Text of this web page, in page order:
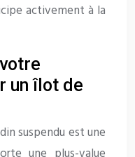
activement à la
un îlot de
suspendu est une